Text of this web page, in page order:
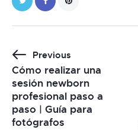
Previous
Cómo realizar una
sesión newborn
profesional paso a
paso | Guía para
fotógrafos